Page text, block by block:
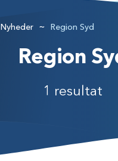
Nyheder ~ Region Syd
Region
1 resultat